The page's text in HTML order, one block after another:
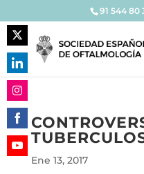
91 544 80
Ene 13, 2017
Share
on
Twitter
Share
on
LinkedIn
Share
on
Instagram
Share
on
Facebook
Share